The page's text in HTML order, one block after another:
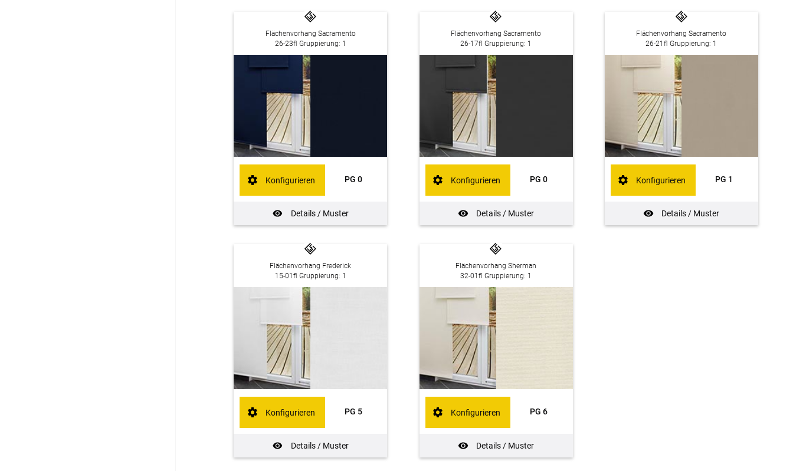
Flächenvorhang Sacramento
26-23fl Gruppierung: 1
PG 0
Details / Muster
Konfigurieren
Flächenvorhang Sacramento
26-17fl Gruppierung: 1
PG 0
Details / Muster
Konfigurieren
Flächenvorhang Sacramento
26-21fl Gruppierung: 1
PG 1
Details / Muster
Konfigurieren
Flächenvorhang Frederick
15-01fl Gruppierung: 1
PG 5
Details / Muster
Konfigurieren
Flächenvorhang Sherman
32-01fl Gruppierung: 1
PG 6
Details / Muster
Konfigurieren